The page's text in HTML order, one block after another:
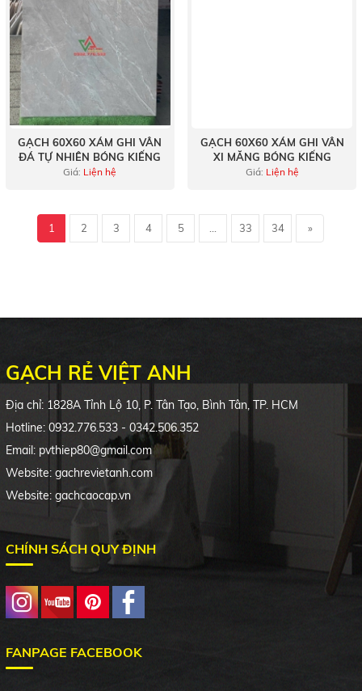
GẠCH 60X60 XÁM GHI VÂN
ĐÁ TỰ NHIÊN BÓNG KIẾNG
Giá: Liện hệ
GẠCH 60X60 XÁM GHI VÂN
XI MĂNG BÓNG KIẾNG
Giá: Liện hệ
1 2 3 4 5 33 34 »
GẠCH RẺ VIỆT ANH
Địa chỉ: 1828A Tỉnh Lộ 10, P. Tân Tạo, Bình Tân, TP. HCM
Hotline: 0932.776.533 - 0342.506.352
Email: pvthiep80@gmail.com
Website: gachrevietanh.com
Website: gachcaocap.vn
CHÍNH SÁCH QUY ĐỊNH
FANPAGE FACEBOOK